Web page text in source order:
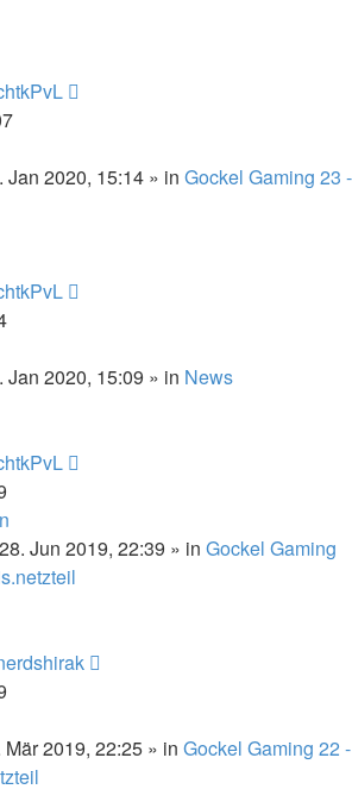
Jan 2020, 15:14 » in Gockel Gaming 23 -
Jan 2020, 15:09 » in News
Jun 2019, 22:39 » in Gockel Gaming
Mär 2019, 22:25 » in Gockel Gaming 22 -